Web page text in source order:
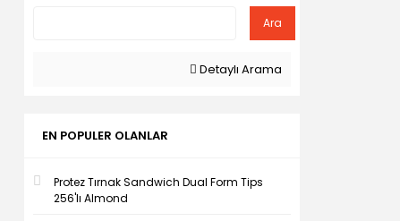
Ara
Detaylı Arama
EN POPULER OLANLAR
Protez Tırnak Sandwich Dual Form Tips
256'lı Almond